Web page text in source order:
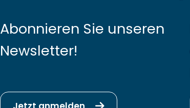
Abonnieren Sie unseren
Newsletter!